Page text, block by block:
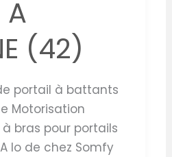
A
(42)
portail à battants
Motorisation
bras pour portails
Io de chez Somfy